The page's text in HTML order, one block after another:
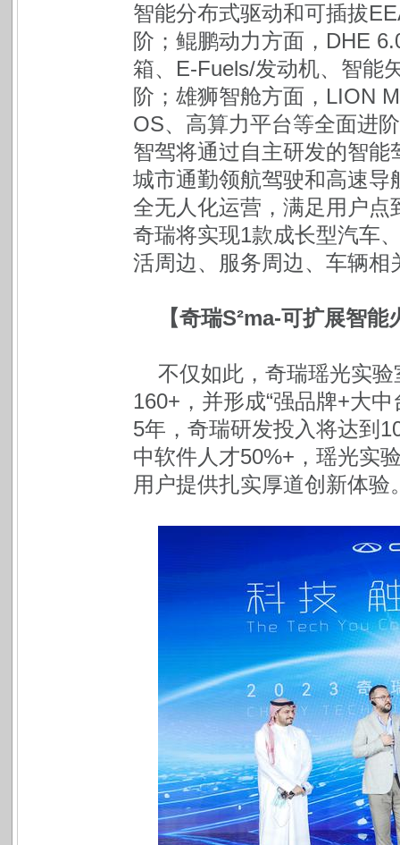
智能分布式驱动和可插拔
阶；鲲鹏动力方面，DHE
箱、E-Fuels/发动机、智能
阶；雄狮智舱方面，LION
OS、高算力平台等全面进
智驾将通过自主研发的智
城市通勤领航驾驶和高速
全无人化运营，满足用户
奇瑞将实现1款成长型汽车
活周边、服务周边、车辆相
【奇瑞S²ma-可扩展智能
不仅如此，奇瑞瑶光实
160+，并形成“强品牌+大
5年，奇瑞研发投入将达到
中软件人才50%+，瑶光实
用户提供扎实厚道创新体验